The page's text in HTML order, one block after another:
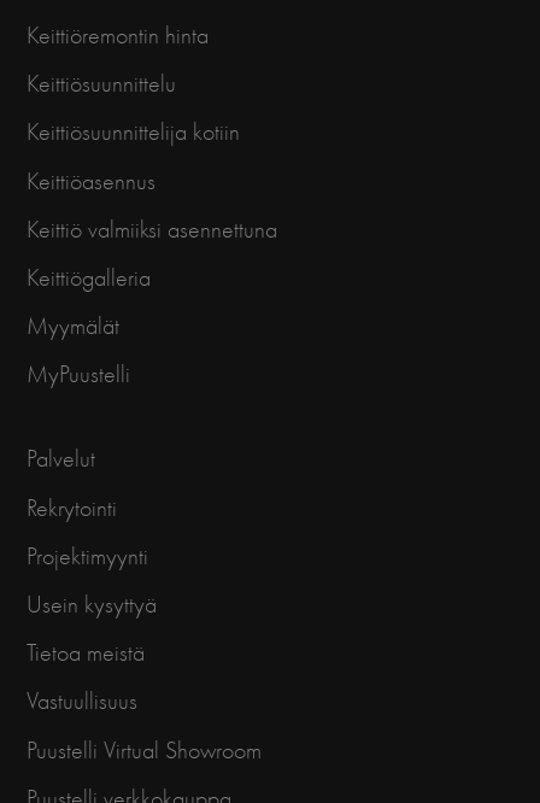
Keittiöremontin hinta
Keittiösuunnittelu
Keittiösuunnittelija kotiin
Keittiöasennus
Keittiö valmiiksi asennettuna
Keittiögalleria
Myymälät
MyPuustelli
Palvelut
Rekrytointi
Projektimyynti
Usein kysyttyä
Tietoa meistä
Vastuullisuus
Puustelli Virtual Showroom